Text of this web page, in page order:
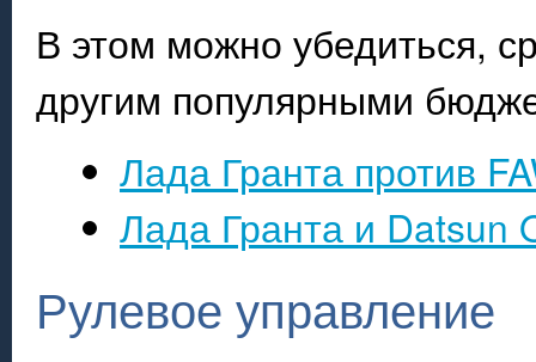
В этом можно убедиться,
другим популярными
Лада Гранта против
Лада Гранта и Datsun
Рулевое управление